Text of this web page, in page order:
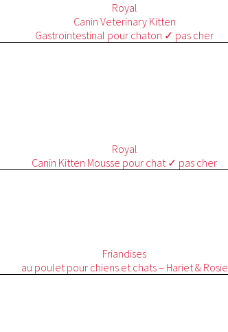
Royal
Canin Veterinary Kitten
Gastrointestinal pour chaton ✓ pas cher
Royal
Canin Kitten Mousse pour chat ✓ pas cher
Friandises
au poulet pour chiens et chats – Hariet& Rosie